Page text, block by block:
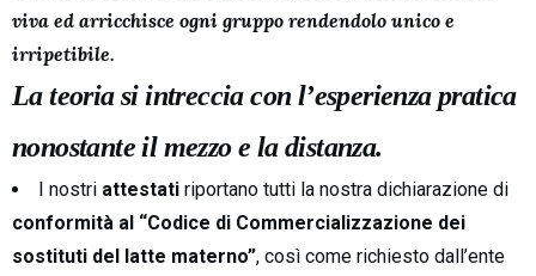
viva ed arricchisce ogni gruppo rendendolo unico e
irripetibile.
La teoria si intreccia con l’esperienza pratica
nonostante il mezzo e la distanza.
I nostri attestati riportano tutti la nostra dichiarazione di
conformità al “Codice di Commercializzazione dei
sostituti del latte materno”, così come richiesto dall’ente